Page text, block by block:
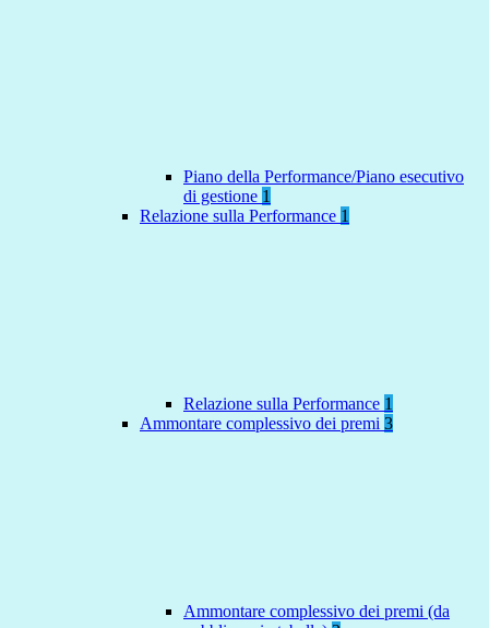
Piano della Performance/Piano esecutivo
di gestione 1
Relazione sulla Performance 1
Relazione sulla Performance 1
Ammontare complessivo dei premi 3
Ammontare complessivo dei premi (da